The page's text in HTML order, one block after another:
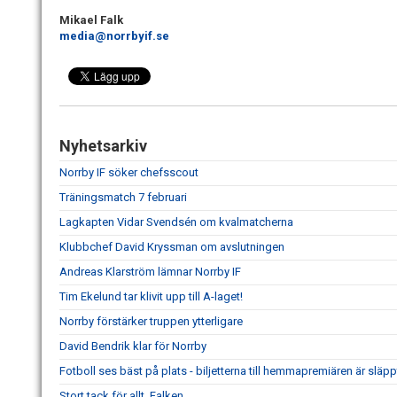
Mikael Falk
media@norrbyif.se
Nyhetsarkiv
Norrby IF söker chefsscout
Träningsmatch 7 februari
Lagkapten Vidar Svendsén om kvalmatcherna
Klubbchef David Kryssman om avslutningen
Andreas Klarström lämnar Norrby IF
Tim Ekelund tar klivit upp till A-laget!
Norrby förstärker truppen ytterligare
David Bendrik klar för Norrby
Fotboll ses bäst på plats - biljetterna till hemmapremiären är